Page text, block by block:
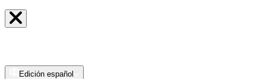
Edición español